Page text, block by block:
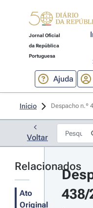
Jornal Oficial
da República
Portuguesa
Ajuda
Início Despacho n.º
Voltar
Relacionados
Ato
Original
438/